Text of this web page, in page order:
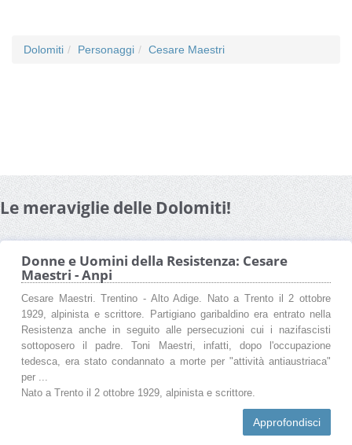
Dolomiti Personaggi Cesare Maestri
Le meraviglie delle Dolomiti!
Donne e Uomini della Resistenza: Cesare
Maestri - Anpi
Cesare Maestri. Trentino - Alto Adige. Nato a Trento il 2 ottobre
1929, alpinista e scrittore. Partigiano garibaldino era entrato nella
Resistenza anche in seguito alle persecuzioni cui i nazifascisti
sottoposero il padre. Toni Maestri, infatti, dopo l'occupazione
tedesca, era stato condannato a morte per "attività antiaustriaca"
per ...
Nato a Trento il 2 ottobre 1929, alpinista e scrittore.
Approfondisci